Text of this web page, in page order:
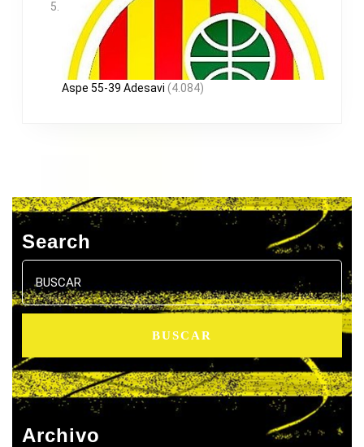
Aspe 55-39 Adesavi (4.084)
Search
Buscar:
Archivo